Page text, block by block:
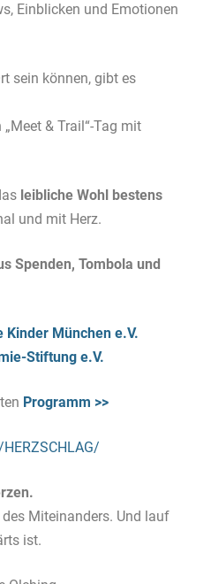
Einblicken und Emotionen
sein können, gibt es
& Trail“-Tag mit
leibliche Wohl bestens
und mit Herz.
Spenden, Tombola und
München e.V.
Stiftung e.V.
Programm >>
Miteinanders. Und lauf
ist.